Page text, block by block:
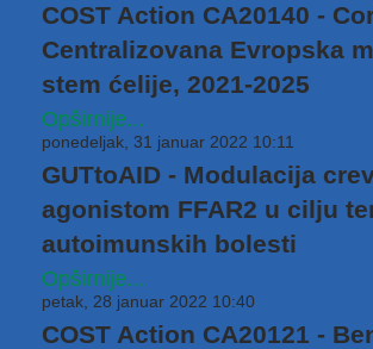
COST Action CA20140 -
Centralizovana Evropska
stem ćelije, 2021-2025
Opširnije...
ponedeljak, 31 januar 2022 10:11
GUTtoAID - Modulacija
agonistom FFAR2 u cilju
autoimunskih bolesti
Opširnije...
petak, 28 januar 2022 10:40
COST Action CA20121 -